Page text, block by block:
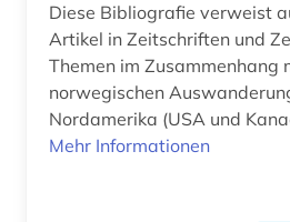
frau (2)
frauenbild (1)
frauenforschung (1)
Diese Bibliografie verweist
Artikel in Zeitschriften und
Themen im Zusammenhang
norwegischen
Nordamerika (USA und
Mehr Informationen